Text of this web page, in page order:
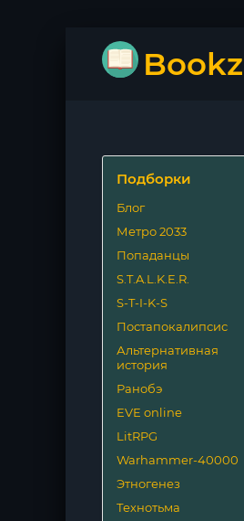
Bookz
Подборки
Блог
Метро 2033
Попаданцы
S.T.A.L.K.E.R.
S-T-I-K-S
Постапокалипсис
Альтернативная
история
Ранобэ
EVE online
LitRPG
Warhammer-40000
Этногенез
Технотьма